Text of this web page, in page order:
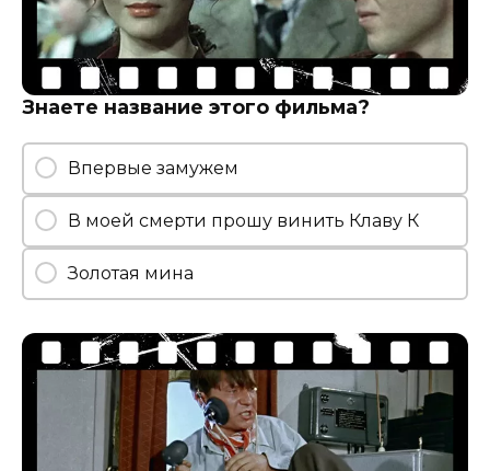
Знаете название этого фильма?
Впервые замужем
В моей смерти прошу винить Клаву К
Золотая мина